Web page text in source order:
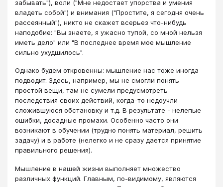
забывать"), воли ("Мне недостает упорства и умения
владеть собой") и внимания ("Простите, я сегодня очень
рассеянный"), никто не скажет всерьез что-нибудь
наподобие: "Вы знаете, я ужасно тупой, со мной нельзя
иметь дело" или "В последнее время мое мышление
сильно ухудшилось".
Однако будем откровенны: мышление нас тоже иногда
подводит. Здесь, например, мы не смогли понять
простой вещи, там не сумели предусмотреть
последствия своих действий, когда-то недоучли
сложившуюся обстановку и т.д. В результате - нелепые
ошибки, досадные промахи. Особенно часто они
возникают в обучении (трудно понять материал, решить
задачу) и в работе (нелегко и не сразу дается принятие
правильного решения).
Мышление в нашей жизни выполняет множество
различных функций. Главным, по-видимому, являются